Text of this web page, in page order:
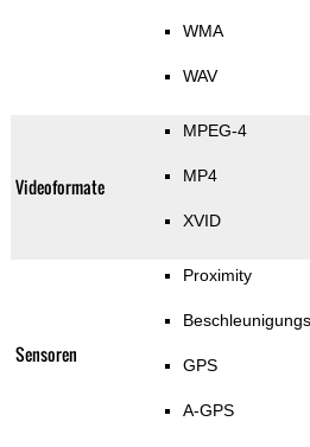
WMA
WAV
Videoformate
MPEG-4
MP4
XVID
Sensoren
Proximity
GPS
A-GPS